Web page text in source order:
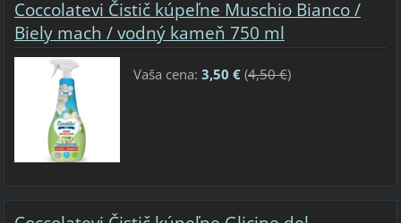
Coccolatevi Čistič kúpeľne Muschio Bianco /
Biely mach / vodný kameň 750 ml
Vaša cena: 3,50 €(4,50 €)